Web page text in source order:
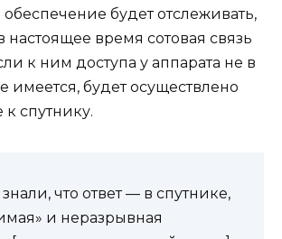
будет отслеживать,
настоящее время сотовая связь
к ним доступа у аппарата не в
имеется, будет осуществлено
спутнику.
что ответ — в спутнике,
и неразрывная